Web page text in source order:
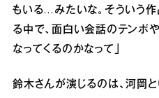
もいる…みたいな。そういう作
る中で、面白い会話のテンポ
なってくるのかなって」
鈴木さんが演じるのは、河岡